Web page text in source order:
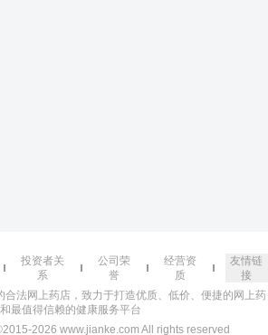
投资者关
系
公司荣
誉
经营资
质
友情链
接
合法网上药店，致力于打造优质、低价、便捷的网上药
最值得信赖的健康服务平台
2026 www.jianke.com All rights reserved